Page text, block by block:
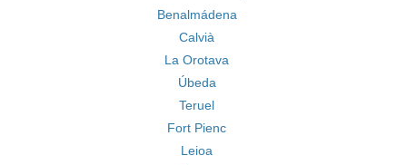
Benalmádena
Calvià
La Orotava
Úbeda
Teruel
Fort Pienc
Leioa